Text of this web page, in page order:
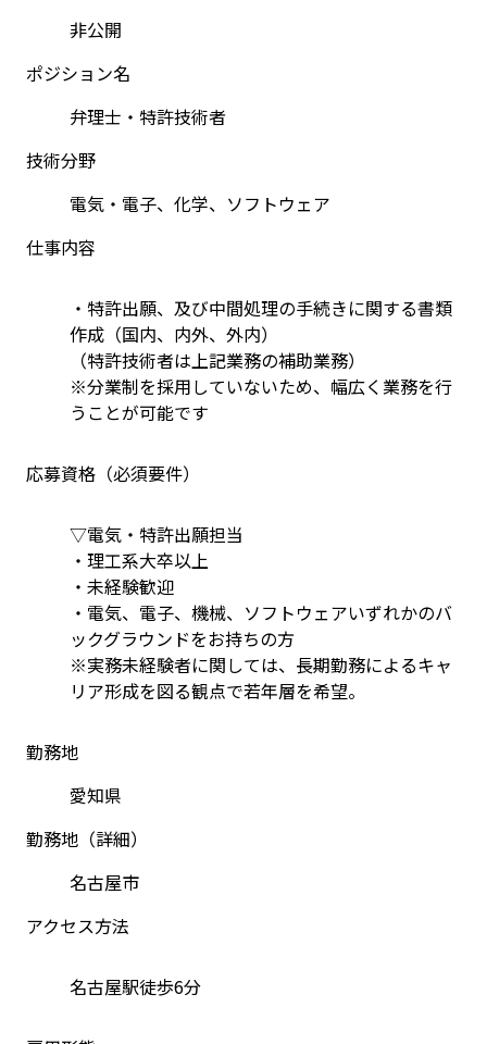
非公開
ポジション名
弁理士・特許技術者
技術分野
電気・電子、化学、ソフトウェア
仕事内容
・特許出願、及び中間処理の手続きに関する書類
作成（国内、内外、外内）
（特許技術者は上記業務の補助業務）
※分業制を採用していないため、幅広く業務を行
うことが可能です
応募資格（必須要件）
▽電気・特許出願担当
・理工系大卒以上
・未経験歓迎
・電気、電子、機械、ソフトウェアいずれかのバ
ックグラウンドをお持ちの方
※実務未経験者に関しては、長期勤務によるキャ
リア形成を図る観点で若年層を希望。
勤務地
愛知県
勤務地（詳細）
名古屋市
アクセス方法
名古屋駅徒歩6分